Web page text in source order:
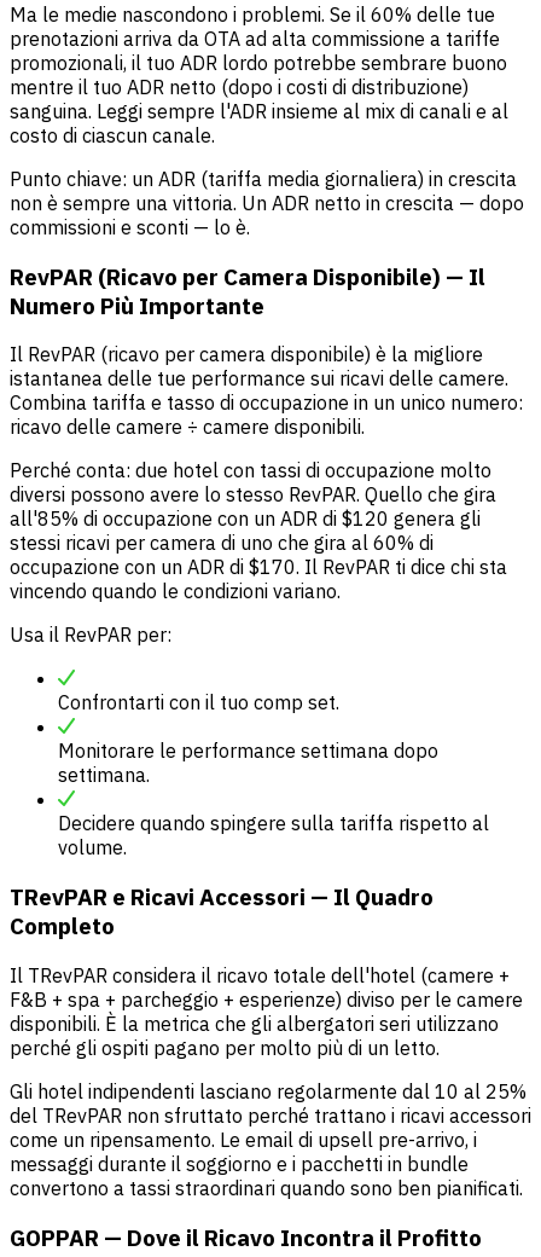
Ma le medie nascondono i problemi. Se il 60% delle tue
prenotazioni arriva da OTA ad alta commissione a tariffe
promozionali, il tuo ADR lordo potrebbe sembrare buono
mentre il tuo ADR netto (dopo i costi di distribuzione)
sanguina. Leggi sempre l'ADR insieme al mix di canali e al
costo di ciascun canale.
Punto chiave: un ADR (tariffa media giornaliera) in crescita
non è sempre una vittoria. Un ADR netto in crescita — dopo
commissioni e sconti — lo è.
RevPAR (Ricavo per Camera Disponibile) — Il
Numero Più Importante
Il RevPAR (ricavo per camera disponibile) è la migliore
istantanea delle tue performance sui ricavi delle camere.
Combina tariffa e tasso di occupazione in un unico numero:
ricavo delle camere ÷ camere disponibili.
Perché conta: due hotel con tassi di occupazione molto
diversi possono avere lo stesso RevPAR. Quello che gira
all'85% di occupazione con un ADR di $120 genera gli
stessi ricavi per camera di uno che gira al 60% di
occupazione con un ADR di $170. Il RevPAR ti dice chi sta
vincendo quando le condizioni variano.
Usa il RevPAR per:
Confrontarti con il tuo comp set.
Monitorare le performance settimana dopo
settimana.
Decidere quando spingere sulla tariffa rispetto al
volume.
TRevPAR e Ricavi Accessori — Il Quadro
Completo
Il TRevPAR considera il ricavo totale dell'hotel (camere +
F&B + spa + parcheggio + esperienze) diviso per le camere
disponibili. È la metrica che gli albergatori seri utilizzano
perché gli ospiti pagano per molto più di un letto.
Gli hotel indipendenti lasciano regolarmente dal 10 al 25%
del TRevPAR non sfruttato perché trattano i ricavi accessori
come un ripensamento. Le email di upsell pre-arrivo, i
messaggi durante il soggiorno e i pacchetti in bundle
convertono a tassi straordinari quando sono ben pianificati.
GOPPAR — Dove il Ricavo Incontra il Profitto